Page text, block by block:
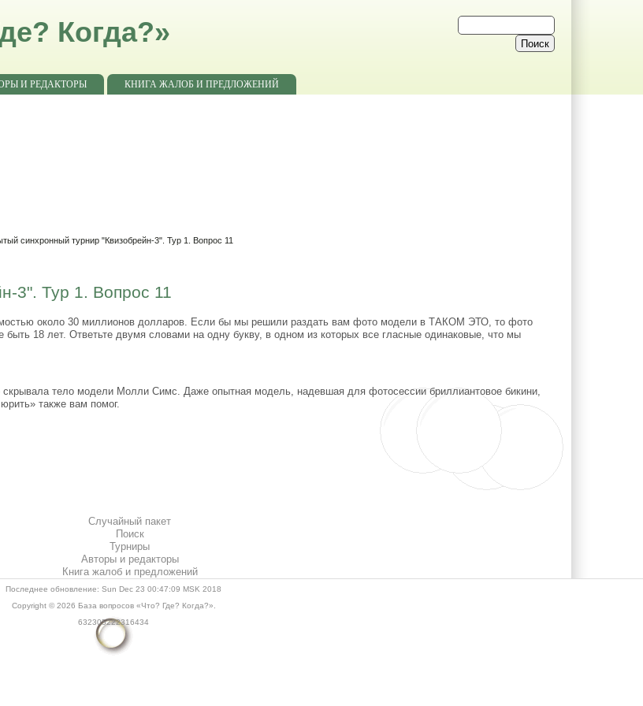
Когда?»
И РЕДАКТОРЫ
КНИГА ЖАЛОБ И ПРЕДЛОЖЕНИЙ
синхронный турнир "Квизобрейн-3". Тур 1. Вопрос 11
3". Тур 1. Вопрос 11
около 30 миллионов долларов. Если бы мы решили раздать вам фото модели в ТАКОМ ЭТО, то фото
18 лет. Ответьте двумя словами на одну букву, в одном из которых все гласные одинаковые, что мы
тело модели Молли Симс. Даже опытная модель, надевшая для фотосессии бриллиантовое бикини,
также вам помог.
Случайный пакет
Поиск
Турниры
Авторы и редакторы
Книга жалоб и предложений
Последнее обновление: Sun Dec 23 00:47:09 MSK 2018
Copyright © 2026 База вопросов «Что? Где? Когда?».
632305222316434